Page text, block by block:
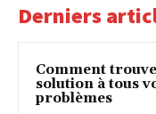
Derniers
Comment
solution à tous
problèmes